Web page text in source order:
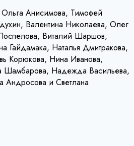
Анисимова, Тимофей
Валентина Николаева, Олег
Виталий Шаршов,
Гайдамака, Наталья Дмитракова,
Корюкова, Нина Иванова,
Шамбарова, Надежда Васильева,
Андросова и Светлана